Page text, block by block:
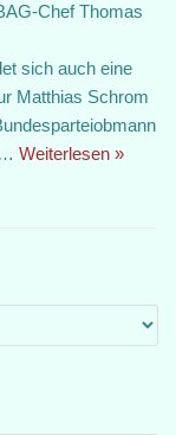
Chef Thomas
sich auch eine
Matthias Schrom
Weiterlesen »